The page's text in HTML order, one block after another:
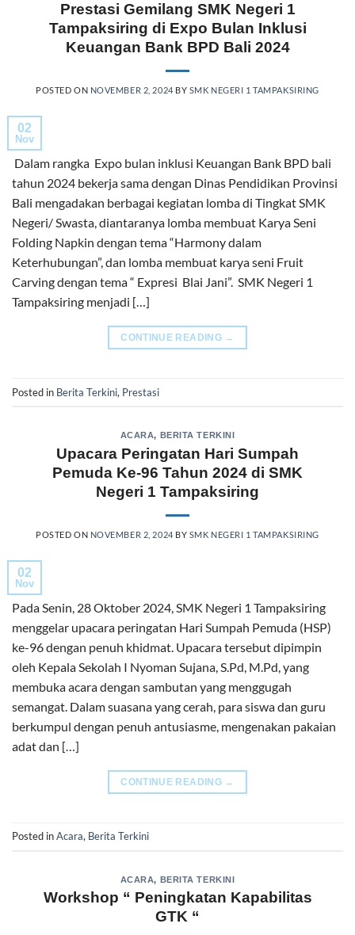
Prestasi Gemilang SMK Negeri 1
Tampaksiring di Expo Bulan Inklusi
Keuangan Bank BPD Bali 2024
POSTED ON NOVEMBER 2, 2024 BY SMK NEGERI 1 TAMPAKSIRING
02
Nov
Dalam rangka Expo bulan inklusi Keuangan Bank BPD bali
tahun 2024 bekerja sama dengan Dinas Pendidikan Provinsi
Bali mengadakan berbagai kegiatan lomba di Tingkat SMK
Negeri/ Swasta, diantaranya lomba membuat Karya Seni
Folding Napkin dengan tema “Harmony dalam
Keterhubungan”, dan lomba membuat karya seni Fruit
Carving dengan tema “ Expresi Blai Jani”. SMK Negeri 1
Tampaksiring menjadi […]
CONTINUE READING →
Posted in Berita Terkini, Prestasi
ACARA, BERITA TERKINI
Upacara Peringatan Hari Sumpah
Pemuda Ke-96 Tahun 2024 di SMK
Negeri 1 Tampaksiring
POSTED ON NOVEMBER 2, 2024 BY SMK NEGERI 1 TAMPAKSIRING
02
Nov
Pada Senin, 28 Oktober 2024, SMK Negeri 1 Tampaksiring
menggelar upacara peringatan Hari Sumpah Pemuda (HSP)
ke-96 dengan penuh khidmat. Upacara tersebut dipimpin
oleh Kepala Sekolah I Nyoman Sujana, S.Pd, M.Pd, yang
membuka acara dengan sambutan yang menggugah
semangat. Dalam suasana yang cerah, para siswa dan guru
berkumpul dengan penuh antusiasme, mengenakan pakaian
adat dan […]
CONTINUE READING →
Posted inAcara, Berita Terkini
ACARA, BERITA TERKINI
Workshop “ Peningkatan Kapabilitas
GTK “